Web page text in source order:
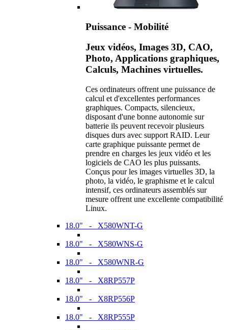
Puissance - Mobilité
Jeux vidéos, Images 3D, CAO,
Photo, Applications graphiques,
Calculs, Machines virtuelles.
Ces ordinateurs offrent une puissance de
calcul et d'excellentes performances
graphiques. Compacts, silencieux,
disposant d'une bonne autonomie sur
batterie ils peuvent recevoir plusieurs
disques durs avec support RAID. Leur
carte graphique puissante permet de
prendre en charges les jeux vidéo et les
logiciels de CAO les plus puissants.
Conçus pour les images virtuelles 3D, la
photo, la vidéo, le graphisme et le calcul
intensif, ces ordinateurs assemblés sur
mesure offrent une excellente compatibilité
Linux.
18.0" - X580WNT-G
18.0" - X580WNS-G
18.0" - X580WNR-G
18.0" - X8RP557P
18.0" - X8RP556P
18.0" - X8RP555P